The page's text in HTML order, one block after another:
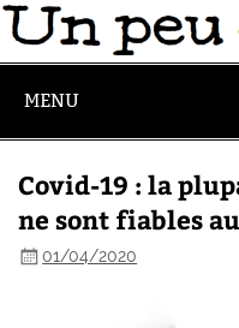
MENU
Covid-19 : la
ne sont fiables
01/04/2020